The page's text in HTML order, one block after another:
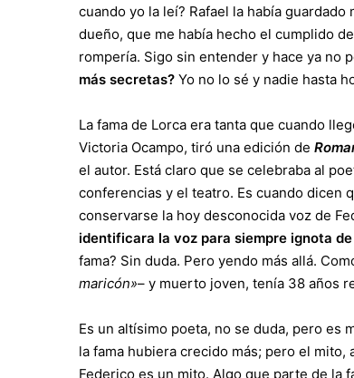
cuando yo la leí? Rafael la había
dueño, que me había hecho el cumplido
rompería. Sigo sin entender y hace ya no
más secretas? Yo no lo sé y nadie hasta
La fama de Lorca era tanta que cuando
Victoria Ocampo, tiró una edición de
el autor. Está claro que se celebraba al
conferencias y el teatro. Es cuando dicen
conservarse la hoy desconocida voz de
identificara la voz para siempre ignota
fama? Sin duda. Pero yendo más allá.
maricón»– y muerto joven, tenía 38 años
Es un altísimo poeta, no se duda, pero es
la fama hubiera crecido más; pero el
Federico es un mito. Algo que parte de la